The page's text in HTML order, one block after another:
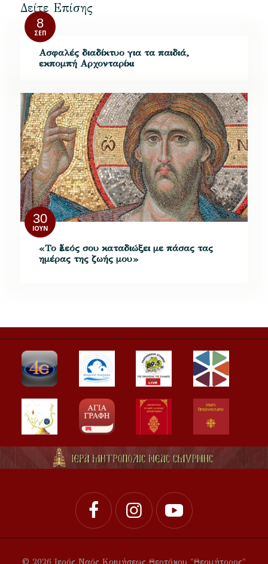
Δείτε Επίσης
8
ΣΕΠ
Ασφαλές διαδίκτυο για τα παιδιά,
εκπομπή Αρχονταρίκι
30
ΙΟΎΝ
«Το ἔλεός σου καταδιώξει με πάσας τας
ημέρας της ζωής μου»
© 2026 Ιερός Ναός Κοιμήσεως Θεοτόκου "Θεομήτορος"